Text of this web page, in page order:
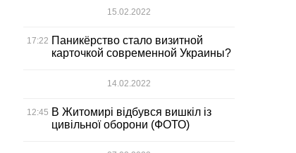
15.02.2022
17:22 Паникёрство стало визитной
карточкой современной Украины?
14.02.2022
12:45 В Житомирі відбувся вишкіл із
цивільної оборони (ФОТО)